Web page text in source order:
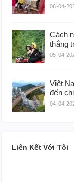
06-04-
Cách
thẳng
05-04-
Việt
đến
04-04-
Liên Kết Với Tôi